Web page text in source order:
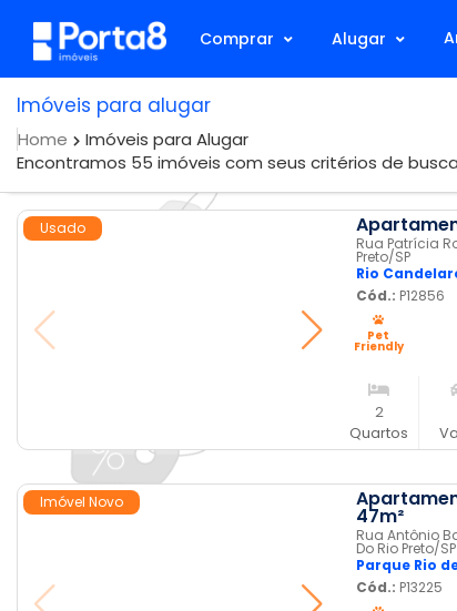
Comprar Alugar
Imóveis para alugar
Home
Imóveis para Alugar
Encontramos 55 imóveis com seus critérios de busca
Usado
Rua Patrícia
Preto/SP
Rio
Cód.: P12856
2
Quartos
Pet
Friendly
Imóvel Novo
47m²
Rua Antônio
Do Rio Preto/SP
Parque Rio
Cód.: P13225